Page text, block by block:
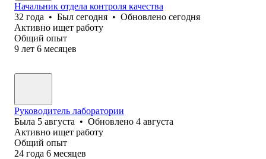
Начальник отдела контроля качества
32 года • Был сегодня • Обновлено сегодня
Активно ищет работу
Общий опыт
9 лет 6 месяцев
Руководитель лаборатории
Была 5 августа • Обновлено 4 августа
Активно ищет работу
Общий опыт
24 года 6 месяцев